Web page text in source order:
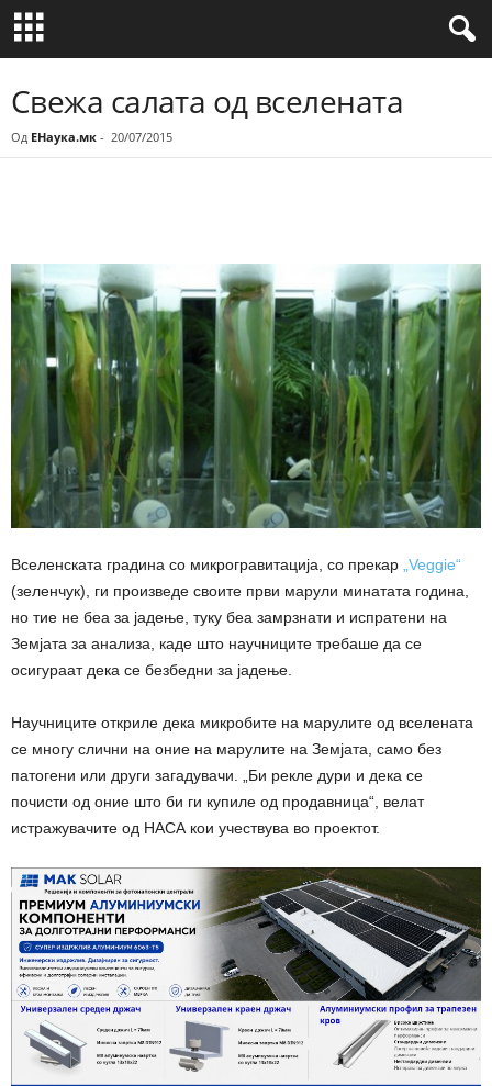
Свежа салата од вселената
Од ЕНаука.мк - 20/07/2015
Вселенската градина со микрогравитација, со прекар „Veggie“
(зеленчук), ги произведе своите први марули минатата година,
но тие не беа за јадење, туку беа замрзнати и испратени на
Земјата за анализа, каде што научниците требаше да се
осигураат дека се безбедни за јадење.
Научниците откриле дека микробите на марулите од вселената
се многу слични на оние на марулите на Земјата, само без
патогени или други загадувачи. „Би рекле дури и дека се
почисти од оние што би ги купиле од продавница“, велат
истражувачите од НАСА кои учествува во проектот.